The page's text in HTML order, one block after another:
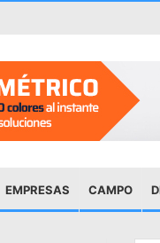
EMPRESAS CAMPO